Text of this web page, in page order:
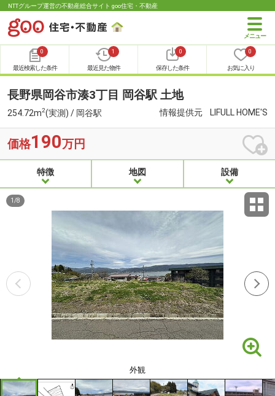
NTTグループ運営の不動産総合サイト goo住宅・不動産
0
最近検索した条件
1
最近見た物件
0
保存した条件
0
お気に入り
長野県岡谷市湊3丁目 岡谷駅 土地
254.72m2(実測) / 岡谷駅 情報提供元 LIFULL HOME'S
価格190万円
特徴 地図 設備
外観
1 /8